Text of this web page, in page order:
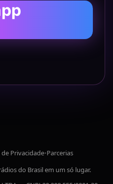
Privacidade•Parcerias
do Brasil em um só lugar.